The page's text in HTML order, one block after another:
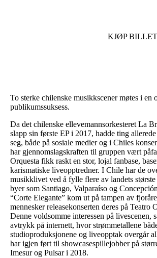
KJØP
To sterke chilenske musikkscener møtes i en
publikumssuksess.
Da det chilenske ellevemannsorkesteret La
slapp sin første EP i 2017, hadde ting
seg, både på sosiale medier og i Chiles
har gjennomslagskraften til gruppen vært
Orquesta fikk raskt en stor, lojal fanbase,
karismatiske liveopptredner. I Chile har de
musikklivet ved å fylle flere av landets
byer som Santiago, Valparaíso og
“Corte Elegante” kom ut på tampen av
mennesker releasekonserten deres på Teatro
Denne voldsomme interessen på livescenen,
avtrykk på internett, hvor strømmetallene
studioproduksjonene og liveopptak overgår
har igjen ført til showcasespillejobber på
Imesur og Pulsar i 2018.